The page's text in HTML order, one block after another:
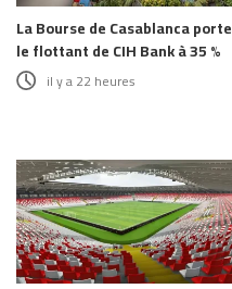
La Bourse de Casablanca porte
le flottant de CIH Bank à 35 %
il y a 22 heures